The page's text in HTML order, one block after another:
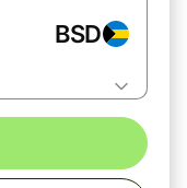
BSD